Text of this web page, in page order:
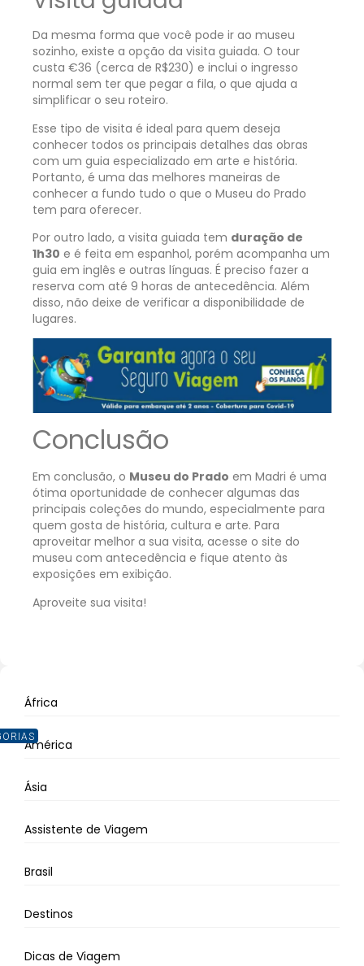
Da mesma forma que você pode ir ao museu
sozinho, existe a opção da visita guiada. O tour
custa €36 (cerca de R$230) e inclui o ingresso
normal sem ter que pegar a fila, o que ajuda a
simplificar o seu roteiro.
Esse tipo de visita é ideal para quem deseja
conhecer todos os principais detalhes das obras
com um guia especializado em arte e história.
Portanto, é uma das melhores maneiras de
conhecer a fundo tudo o que o Museu do Prado
tem para oferecer.
Por outro lado, a visita guiada tem duração de
1h30 e é feita em espanhol, porém acompanha um
guia em inglês e outras línguas. É preciso fazer a
reserva com até 9 horas de antecedência. Além
disso, não deixe de verificar a disponibilidade de
lugares.
Conclusão
Em conclusão, o Museu do Prado em Madri é uma
ótima oportunidade de conhecer algumas das
principais coleções do mundo, especialmente para
quem gosta de história, cultura e arte. Para
aproveitar melhor a sua visita, acesse o site do
museu com antecedência e fique atento às
exposições em exibição.
Aproveite sua visita!
África
América
Ásia
Assistente de Viagem
Brasil
Destinos
Dicas de Viagem